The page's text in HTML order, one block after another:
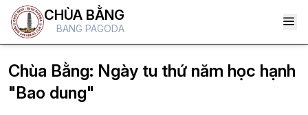
CHÙA BẰNG
BANG PAGODA
Chùa Bằng: Ngày tu thứ năm học hạnh
"Bao dung"